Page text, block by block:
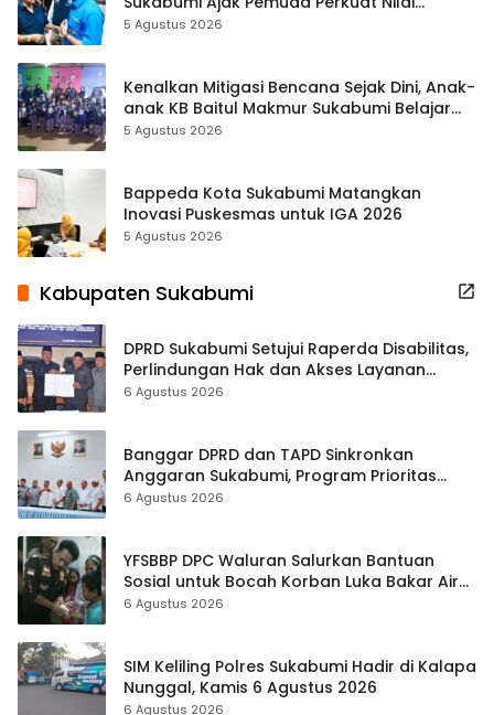
Kebangsaan
5 Agustus 2026
Kenalkan Mitigasi Bencana Sejak Dini, Anak-
anak KB Baitul Makmur Sukabumi Belajar
Lewat Boneka Tangan
5 Agustus 2026
Bappeda Kota Sukabumi Matangkan
Inovasi Puskesmas untuk IGA 2026
5 Agustus 2026
Kabupaten Sukabumi
DPRD Sukabumi Setujui Raperda Disabilitas,
Perlindungan Hak dan Akses Layanan
Diperkuat
6 Agustus 2026
Banggar DPRD dan TAPD Sinkronkan
Anggaran Sukabumi, Program Prioritas
hingga Pendapatan Dibahas
6 Agustus 2026
YFSBBP DPC Waluran Salurkan Bantuan
Sosial untuk Bocah Korban Luka Bakar Air
Panas
6 Agustus 2026
SIM Keliling Polres Sukabumi Hadir di Kalapa
Nunggal, Kamis 6 Agustus 2026
6 Agustus 2026